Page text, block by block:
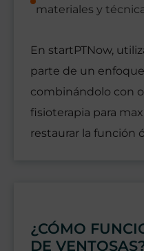
materiales y
En startPTNow,
parte de un
combinándolo con
fisioterapia para
restaurar la función
¿CÓMO
DE